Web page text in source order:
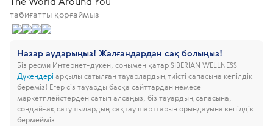
табиғатты қорғаймыз
Назар аударыңыз! Жалғандардан сақ болыңыз!
Біз ресми Интернет-дүкен, сонымен қатар SIBERIAN WELLNESS
Дүкендері арқылы сатылған тауарлардың тиісті сапасына кепілдік
береміз! Егер сіз тауарды басқа сайттардан немесе
маркетплейстерден сатып алсаңыз, біз тауардың сапасына,
сондай-ақ сатушылардың сақтау шарттарын орындауына кепілдік
бермейміз.